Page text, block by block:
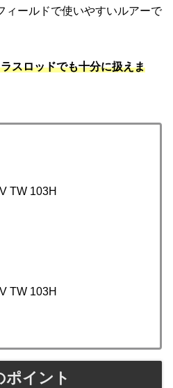
ィールドで使いやすいルアーで
スロッドでも十分に扱えま
TW 103H
TW 103H
ポイント